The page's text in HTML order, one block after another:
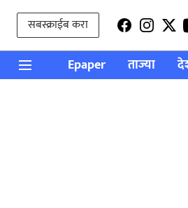
सबस्क्राईब करा
Epaper ताज्या